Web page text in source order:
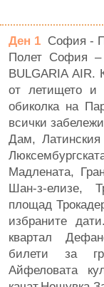
Ден 1 София -
Полет София –
BULGARIA
от летището и
обиколка на
всички
Дам,
Мадлената,
Шан-з-елизе,
площад
избраните
квартал
билети за
Айфеловата